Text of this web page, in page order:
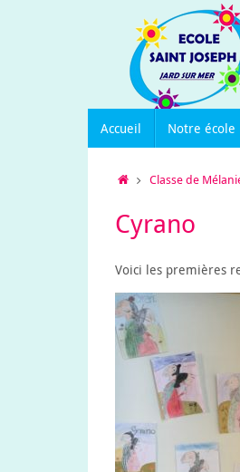
Accueil Notre école
Accueil
Classe de
Cyrano
Voici les premières